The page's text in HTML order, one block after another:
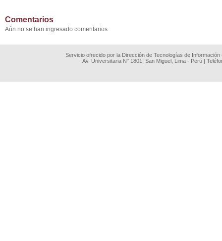
Comentarios
Aún no se han ingresado comentarios
Servicio ofrecido por la Dirección de Tecnologías de
Av. Universitaria N° 1801, San Miguel, Lima - Perú |